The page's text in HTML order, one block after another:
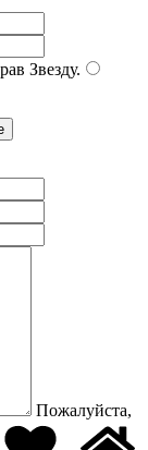
Звезду.
Пожалуйста,